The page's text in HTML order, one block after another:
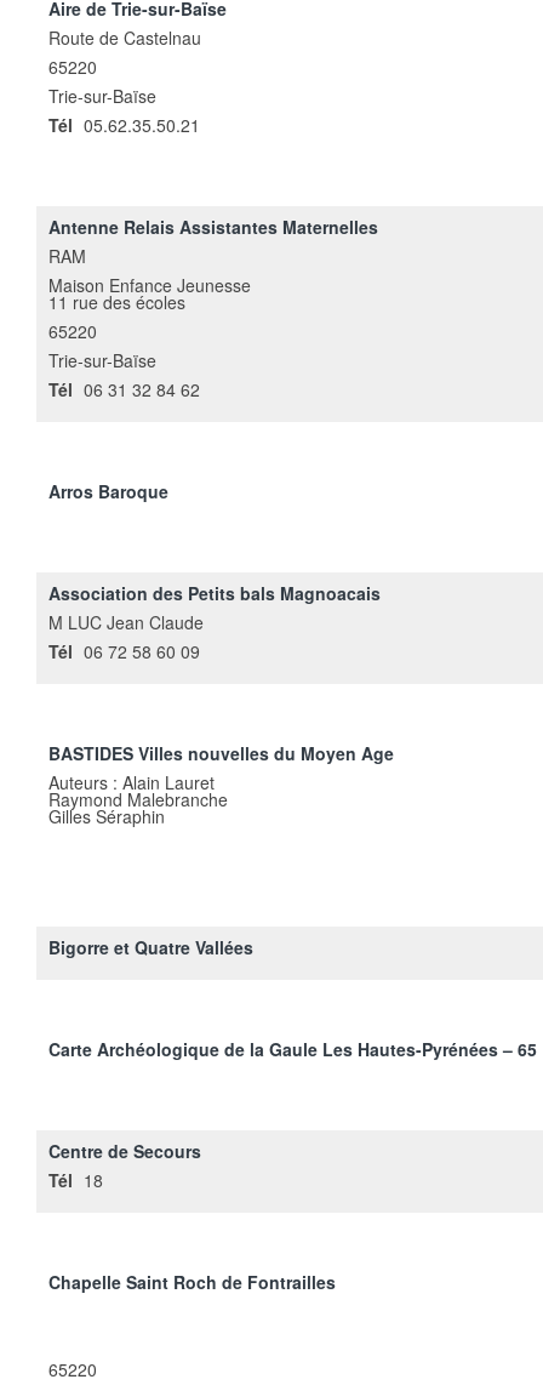
Aire de Trie-sur-Baïse
Route de Castelnau
65220
Trie-sur-Baïse
Tél 05.62.35.50.21
Antenne Relais Assistantes Maternelles
RAM
Maison Enfance Jeunesse
11 rue des écoles
65220
Trie-sur-Baïse
Tél 06 31 32 84 62
Arros Baroque
Association des Petits bals Magnoacais
M LUC Jean Claude
Tél 06 72 58 60 09
BASTIDES Villes nouvelles du Moyen Age
Auteurs : Alain Lauret
Raymond Malebranche
Gilles Séraphin
Bigorre et Quatre Vallées
Carte Archéologique de la Gaule Les Hautes-Pyrénées – 65
Centre de Secours
Tél 18
Chapelle Saint Roch de Fontrailles
65220